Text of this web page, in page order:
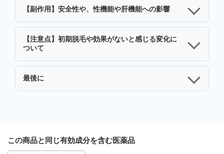
【副作用】安全性や、性機能や肝機能への影響
【注意点】初期脱毛や効果がないと感じる変化に
ついて
最後に
この商品と同じ有効成分を含む医薬品